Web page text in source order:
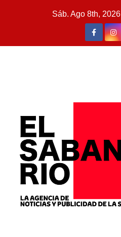
Sáb. Ago 8th, 2026